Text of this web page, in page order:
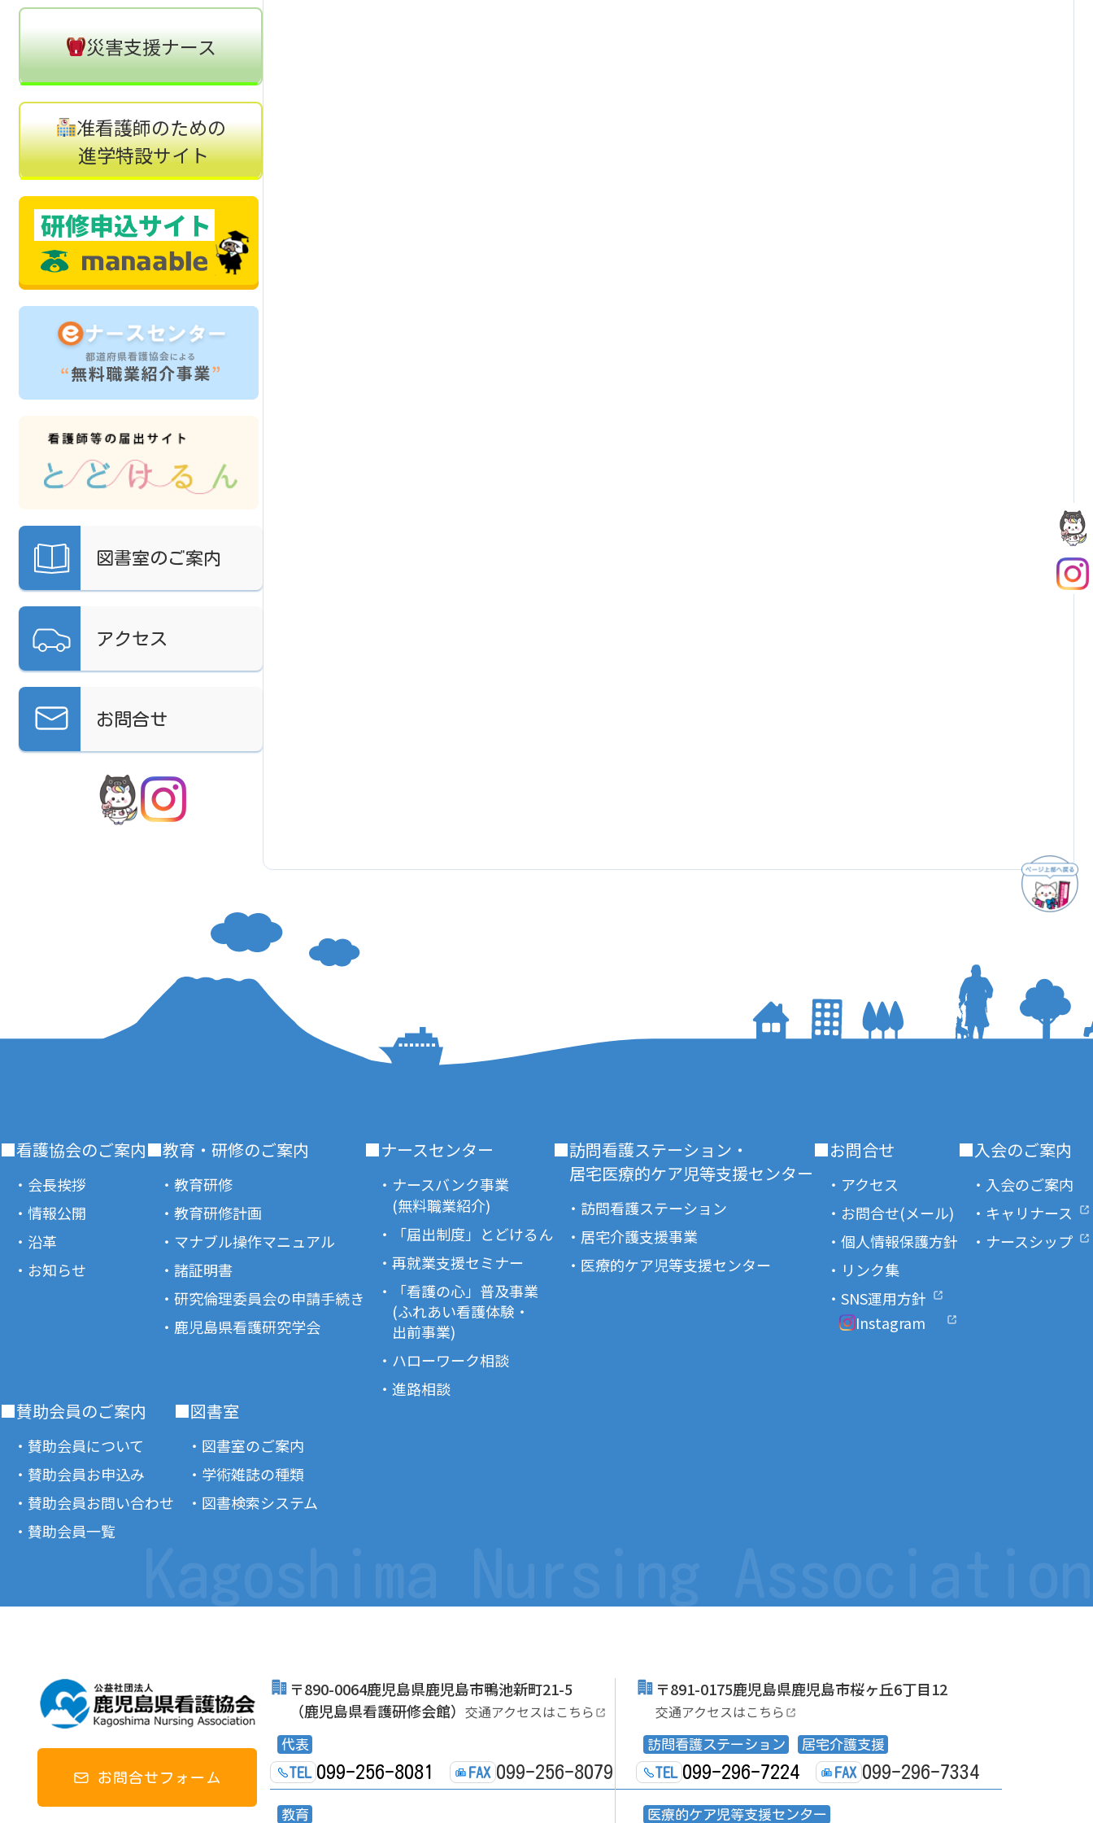
災害支援ナース
准看護師のための
進学特設サイト
図書室のご案内
アクセス
お問合せ
■看護協会のご案内
・会長挨拶
・情報公開
・沿革
・お知らせ
■教育・研修のご案内
・教育研修
・教育研修計画
・マナブル操作マニュアル
・諸証明書
・研究倫理委員会の申請手続き
・鹿児島県看護研究学会
■ナースセンター
・ナースバンク事業
(無料職業紹介)
・「届出制度」とどけるん
・再就業支援セミナー
・「看護の心」普及事業
(ふれあい看護体験・
出前事業)
・ハローワーク相談
・進路相談
■訪問看護ステーション・
居宅医療的ケア児等支援センター
・訪問看護ステーション
・居宅介護支援事業
・医療的ケア児等支援センター
■お問合せ
・アクセス
・お問合せ(メール)
・個人情報保護方針
・リンク集
・SNS運用方針
Instagram
■入会のご案内
・入会のご案内
・キャリナース
・ナースシップ
■賛助会員のご案内
・賛助会員について
・賛助会員お申込み
・賛助会員お問い合わせ
・賛助会員一覧
■図書室
・図書室のご案内
・学術雑誌の種類
・図書検索システム
お問合せフォーム
〒890-0064鹿児島県鹿児島市鴨池新町21-5
（鹿児島県看護研修会館） 交通アクセスはこちら
代表
TEL 099-256-8081 FAX 099-256-8079
教育
〒891-0175鹿児島県鹿児島市桜ヶ丘6丁目12
交通アクセスはこちら
訪問看護ステーション 居宅介護支援
TEL 099-296-7224 FAX 099-296-7334
医療的ケア児等支援センター